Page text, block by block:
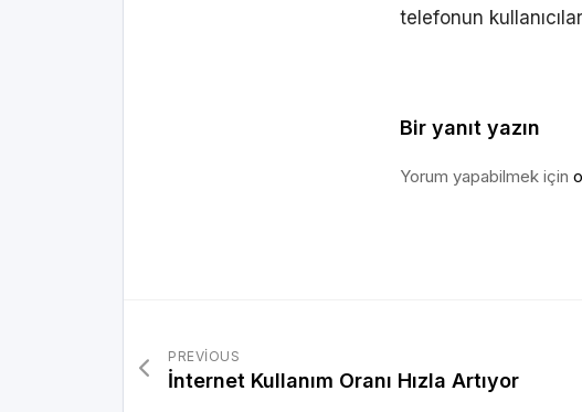
telefonun
Bir yanıt yazın
Yorum yapabilmek için
PREVIOUS
İnternet Kullanım Oranı Hızla Artıyor